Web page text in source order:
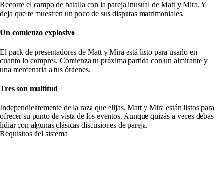
Recorre el campo de batalla con la pareja inusual de Matt y Mira. Y
deja que te muestren un poco de sus disputas matrimoniales.
Un comienzo explosivo
El pack de presentadores de Matt y Mira está listo para usarlo en
cuanto lo compres. Comienza tu próxima partida con un almirante y
una mercenaria a tus órdenes.
Tres son multitud
Independientemente de la raza que elijas, Matt y Mira están listos para
ofrecer su punto de vista de los eventos. Aunque quizás a veces debas
lidiar con algunas clásicas discusiones de pareja.
Requisitos del sistema